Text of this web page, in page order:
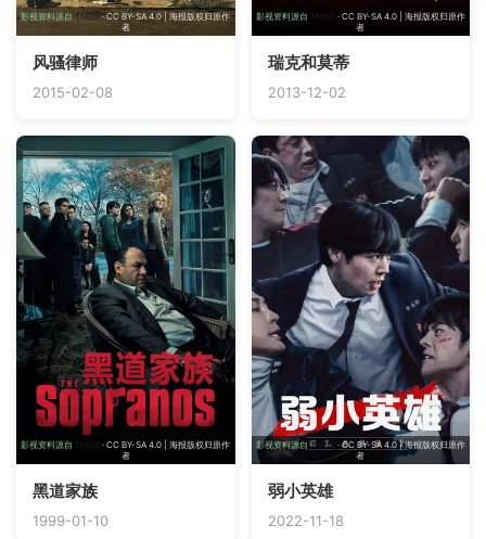
影视资料源自TMDB· CC BY-SA 4.0 | 海报版权归原作
者
风骚律师
2015-02-08
影视资料源自 TMDB· CC BY-SA 4.0 | 海报版权归原作
者
瑞克和莫蒂
2013-12-02
影视资料源自 TMDB · CC BY-SA 4.0 | 海报版权归原作
者
黑道家族
1999-01-10
影视资料源自TMDB · CC BY-SA 4.0 | 海报版权归原作
者
弱小英雄
2022-11-18